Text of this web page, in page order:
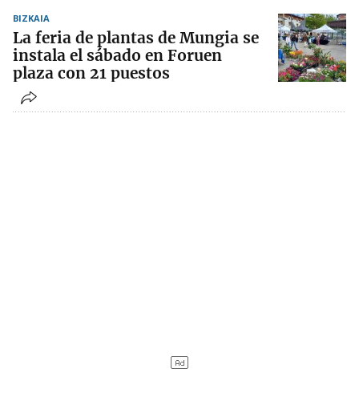
BIZKAIA
La feria de plantas de Mungia se
instala el sábado en Foruen
plaza con 21 puestos